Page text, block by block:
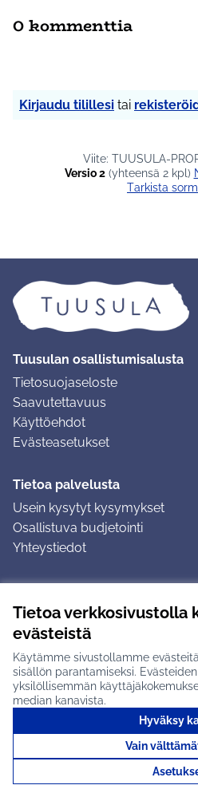
Tietoa verkkosivustolla
evästeistä
Käytämme sivustollamme
sisällön parantamiseksi.
yksilöllisemmän
median kanavista.
Hyväksy
Vain
0 kommenttia
Kirjaudu tilillesi tai
Viite: TUUSULA-
Versio 2(yhteensä 2 kpl)
Tarkista
Tuusulan osallistumisalusta
Tietosuojaseloste
Saavutettavuus
Käyttöehdot
Evästeasetukset
Tietoa palvelusta
Usein kysytyt kysymykset
Osallistuva budjetointi
Yhteystiedot
Ohjeet kirjautumiseen
Ohjeet kommentin jättämiseen
Creative Commons -lisenssi
(Ulkoinen linkki)Verkkosivusto luotu
Tuusulan osallistumisalusta X-
(Ulkoinen linkki)